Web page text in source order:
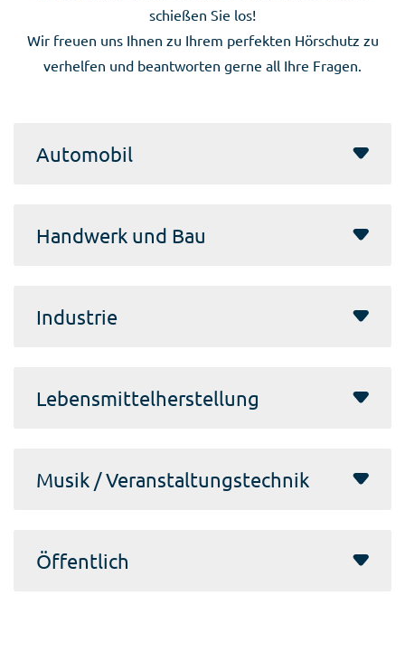
schießen Sie los!
Wir freuen uns Ihnen zu Ihrem perfekten Hörschutz zu
verhelfen und beantworten gerne all Ihre Fragen.
Automobil
Handwerk und Bau
Industrie
Lebensmittelherstellung
Musik / Veranstaltungstechnik
Öffentlich